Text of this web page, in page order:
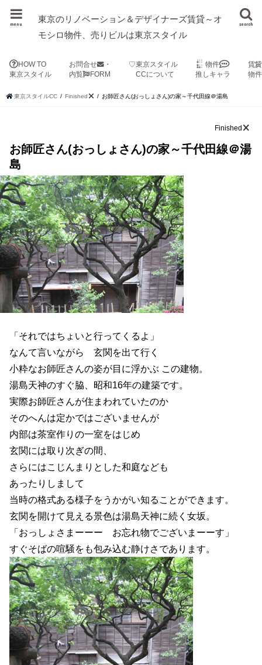
東京のリノベーション＆デザイナーズ賃貸～オ
モシロ物件、売りビルは東京スタイル
search
menu
HOW TO
東京スタイル
お問合せ
・
内覧
FORM
♡東京スタイル
CCについて
物件
推しキャラ
賃
物
東京スタイルCC Finished お師匠さん(おっしょさん)の家～千代田線＠湯島
Finished
お師匠さん(おっしょさん)の家～千代田線＠湯
島
「それではちょいと行ってくるよ」
なんて言いながら 玄関を出て行く
小粋なお師匠さんの姿が目に浮かぶ この建物。
湯島天神のすぐ脇、昭和16年の建築です。
実際お師匠さんが住まわれていたのか
そのへんは定かではございませんが
内部は茶室作りの一室をはじめ
玄関には取り次ぎの間、
さらにはこじんまりとした和庭なども
あったりしまして
当時の格式ある様子をうかがい知ることができます。
玄関を開けて見える景色は湯島天神に続く女坂。
「おっしょさまーーー お忘れ物でございまーーす」
すぐそばの喧騒をも包み込む静けさであります。